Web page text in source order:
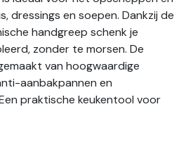
dressings en soepen. Dankzij de
handgreep schenk je
zonder te morsen. De
van hoogwaardige
aanbakpannen en
praktische keukentool voor